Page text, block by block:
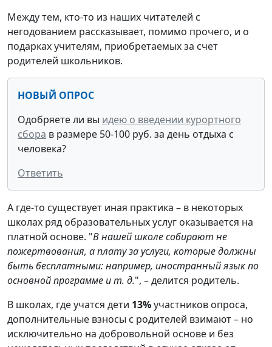
Между тем, кто-то из наших читателей с
негодованием рассказывает, помимо прочего, и о
подарках учителям, приобретаемых за счет
родителей школьников.
НОВЫЙ ОПРОС
Одобряете ли вы идею о введении курортного
сбора в размере 50-100 руб. за день отдыха с
человека?
Ответить
А где-то существует иная практика – в некоторых
школах ряд образовательных услуг оказывается на
платной основе. "В нашей школе собирают не
пожертвования, а плату за услуги, которые должны
быть бесплатными: например, иностранный язык по
основной программе и т. д.", – делится родитель.
В школах, где учатся дети 13%участников опроса,
дополнительные взносы с родителей взимают – но
исключительно на добровольной основе и без